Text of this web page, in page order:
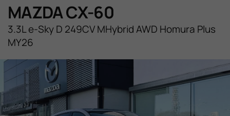
Auto Nuove
Auto Usate
Promozioni
Assistenza
MAZDA CX-60
3.3L e-Sky D 249CV MHybrid AWD Homura Plus
MY26